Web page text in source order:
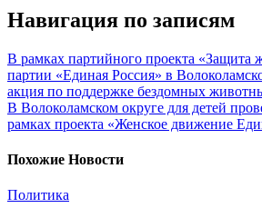
Навигация по записям
В рамках партийного проекта «Защита
партии «Единая Россия» в
акция по поддержке бездомных
В Волоколамском округе для детей
рамках проекта «Женское движение
Похожие Новости
Политика